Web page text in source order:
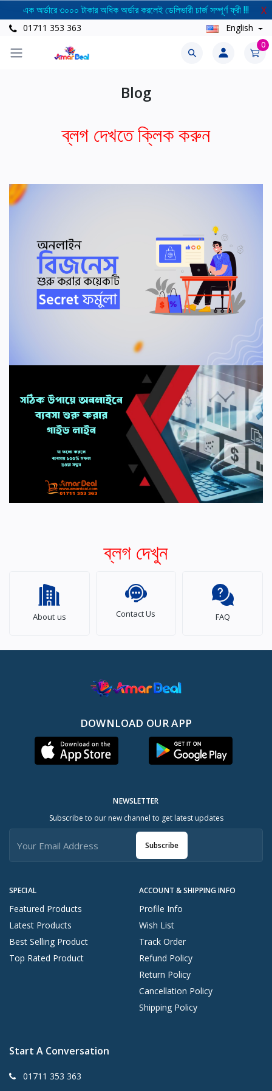
এক অর্ডারে ৩০০০ টাকার অধিক অর্ডার করলেই ডেলিভারী চার্জ সম্পূর্ণ ফ্রী !!! X
01711 353 363 English
0
Blog
ব্লগ দেখতে ক্লিক করুন
ব্লগ দেখুন
About us Contact Us FAQ
DOWNLOAD OUR APP
SPECIAL
Featured Products
Latest Products
Best Selling Product
Top Rated Product
ACCOUNT & SHIPPING INFO
Profile Info
Wish List
Track Order
Refund Policy
Return Policy
Cancellation Policy
Shipping Policy
NEWSLETTER
Subscribe to our new channel to get latest updates
Subscribe
Start A Conversation
01711 353 363